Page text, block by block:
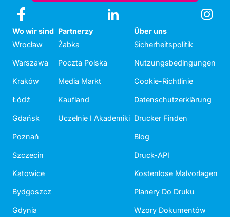
Wo wir sind
Wrocław
Warszawa
Kraków
Łódź
Gdańsk
Poznań
Szczecin
Katowice
Bydgoszcz
Gdynia
Partnerzy
Żabka
Poczta Polska
Media Markt
Kaufland
Uczelnie I Akademiki
Über uns
Sicherheitspolitik
Nutzungsbedingungen
Cookie-Richtlinie
Datenschutzerklärung
Drucker Finden
Blog
Druck-API
Kostenlose Malvorlagen
Planery Do Druku
Wzory Dokumentów